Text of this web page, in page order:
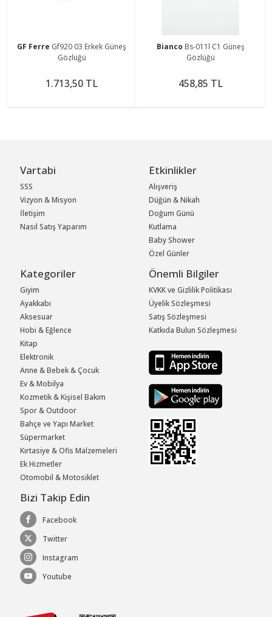
GF Ferre Gf920 03 Erkek Güneş
Gözlüğü
1.713,50 TL
Bianco Bs-011l C1 Güneş
Gözlüğü
458,85 TL
Vartabi
SSS
Vizyon & Misyon
İletişim
Nasıl Satış Yaparım
Etkinlikler
Alışveriş
Düğün & Nikah
Doğum Günü
Kutlama
Baby Shower
Özel Günler
Kategoriler
Giyim
Ayakkabı
Aksesuar
Hobi & Eğlence
Kitap
Elektronik
Anne & Bebek & Çocuk
Ev & Mobilya
Kozmetik & Kişisel Bakım
Spor & Outdoor
Bahçe ve Yapı Market
Süpermarket
Kırtasiye & Ofis Malzemeleri
Ek Hizmetler
Otomobil & Motosiklet
Önemli Bilgiler
KVKK ve Gizlilik Politikası
Üyelik Sözleşmesi
Satış Sözleşmesi
Katkıda Bulun Sözleşmesi
Bizi Takip Edin
Facebook
Twitter
Instagram
Youtube